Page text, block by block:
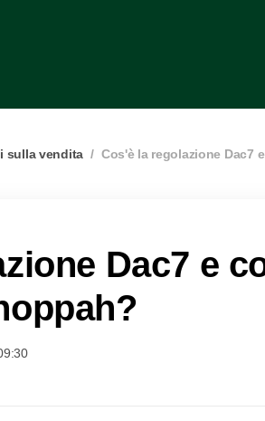
sulla vendita / Cos'è la regolazione Dac7
Dac7 e